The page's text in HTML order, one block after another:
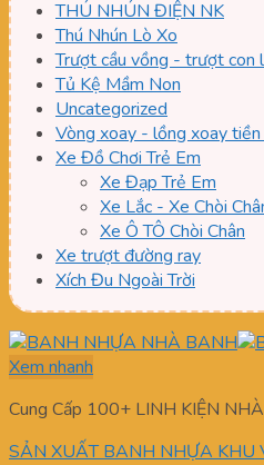
THÚ NHÚN ĐIỆN NK
Thú Nhún Lò Xo
Trượt cầu vồng - trượt con
Tủ Kệ Mầm Non
Uncategorized
Vòng xoay - lồng xoay tiền
Xe Đồ Chơi Trẻ Em
Xe Đạp Trẻ Em
Xe Lắc - Xe Chòi
Xe Ô TÔ Chòi Chân
Xe trượt đường ray
Xích Đu Ngoài Trời
Xem nhanh
Cung Cấp 100+ LINH KIỆN
SẢN XUẤT BANH NHỰA KHU